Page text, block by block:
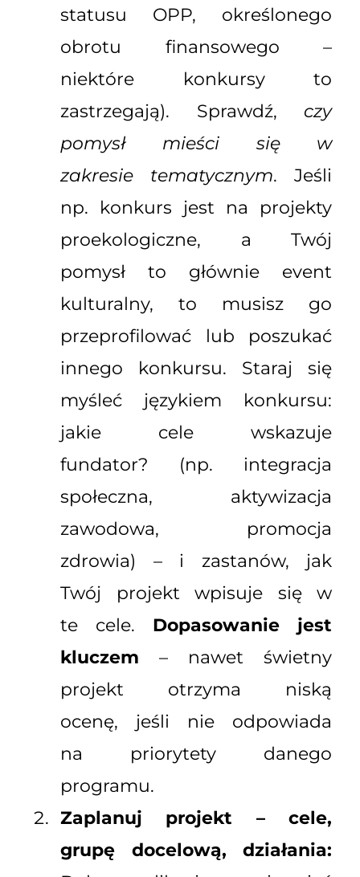
statusu OPP, określonego
obrotu finansowego –
niektóre konkursy to
zastrzegają). Sprawdź, czy
pomysł mieści się w
zakresie tematycznym. Jeśli
np. konkurs jest na projekty
proekologiczne, a Twój
pomysł to głównie event
kulturalny, to musisz go
przeprofilować lub poszukać
innego konkursu. Staraj się
myśleć językiem konkursu:
jakie cele wskazuje
fundator? (np. integracja
społeczna, aktywizacja
zawodowa, promocja
zdrowia) – i zastanów, jak
Twój projekt wpisuje się w
te cele. Dopasowanie jest
kluczem – nawet świetny
projekt otrzyma niską
ocenę, jeśli nie odpowiada
na priorytety danego
programu.
Zaplanuj projekt – cele,
grupę docelową, działania: